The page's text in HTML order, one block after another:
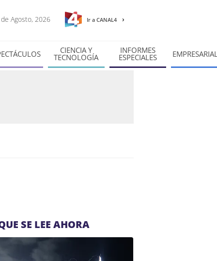
de Agosto, 2026 Ir a CANAL4
CIENCIA Y
TECNOLOGÍA
INFORMES
ESPECIALES
SE LEE AHORA